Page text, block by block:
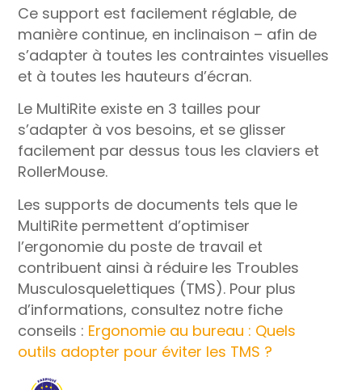
Ce support est facilement réglable, de
manière continue, en inclinaison – afin de
s’adapter à toutes les contraintes visuelles
et à toutes les hauteurs d’écran.
Le MultiRite existe en 3 tailles pour
s’adapter à vos besoins, et se glisser
facilement par dessus tous les claviers et
RollerMouse.
Les supports de documents tels que le
MultiRite permettent d’optimiser
l’ergonomie du poste de travail et
contribuent ainsi à réduire les Troubles
Musculosquelettiques (TMS). Pour plus
d’informations, consultez notre fiche
conseils : Ergonomie au bureau : Quels
outils adopter pour éviter les TMS ?